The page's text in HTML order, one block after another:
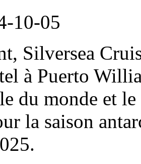
10-05
Silversea
à Puerto
du monde et
la saison